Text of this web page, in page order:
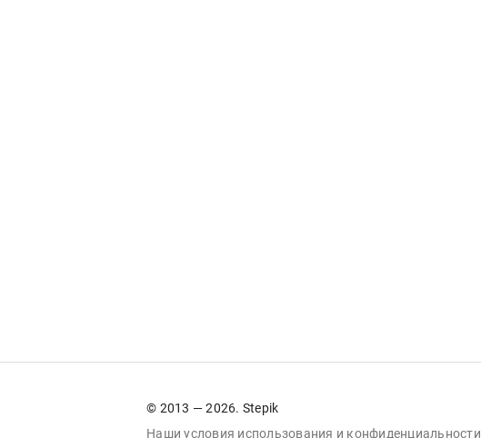
© 2013 — 2026. Stepik
Наши условия использования и конфиденциальности